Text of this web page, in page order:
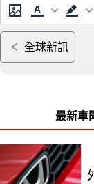
全球新訊
最新車